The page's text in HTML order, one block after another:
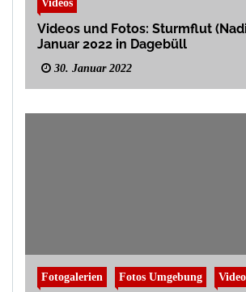
Videos und Fotos: Sturmflut
Januar 2022 in Dagebüll
30. Januar 2022
Fotogalerien Fotos Umgebung